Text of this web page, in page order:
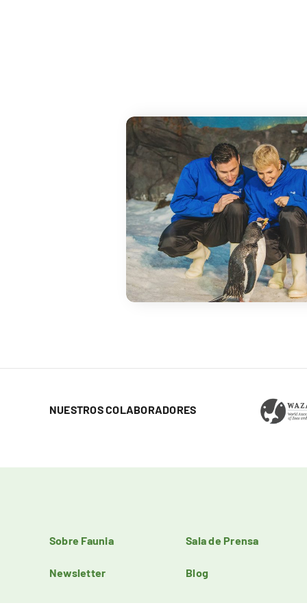
NUESTROS COLABORADORES
Sobre Faunia Sala de Prensa
Newsletter Blog